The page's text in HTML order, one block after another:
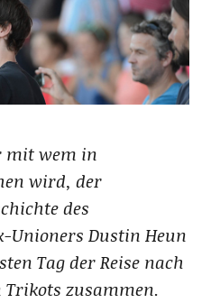
mit wem in
wird, der
des
Unioners Dustin Heun
Tag der Reise nach
Trikots zusammen.